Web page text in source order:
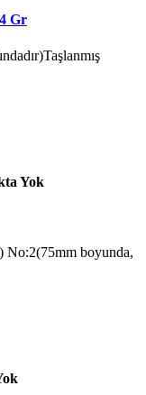
Gr
Yok
No:2(75mm boyunda,